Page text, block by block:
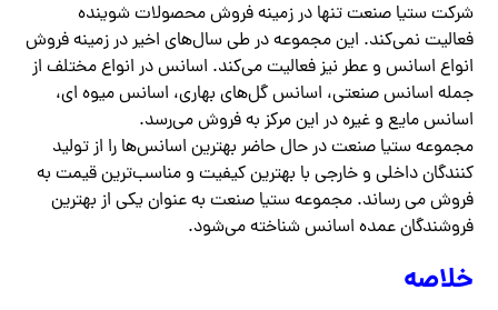
شرکت ستیا صنعت تنها در زمینه فروش محصولات شوینده
فعالیت نمی‌کند. این مجموعه در طی سال‌های اخیر در زمینه فروش
انواع اسانس و عطر نیز فعالیت می‌کند. اسانس در انواع مختلف از
جمله اسانس صنعتی، اسانس گل‌های بهاری، اسانس میوه ای،
اسانس مایع و غیره در این مرکز به فروش می‌رسد.
مجموعه ستیا صنعت در حال حاضر بهترین اسانس‌ها را از تولید
کنندگان داخلی و خارجی با بهترین کیفیت و مناسب‌ترین قیمت به
فروش می رساند. مجموعه ستیا صنعت به عنوان یکی از بهترین
فروشندگان عمده اسانس شناخته می‌شود.
خلاصه